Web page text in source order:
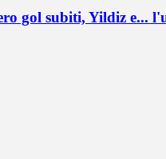
gol subiti, Yildiz e...